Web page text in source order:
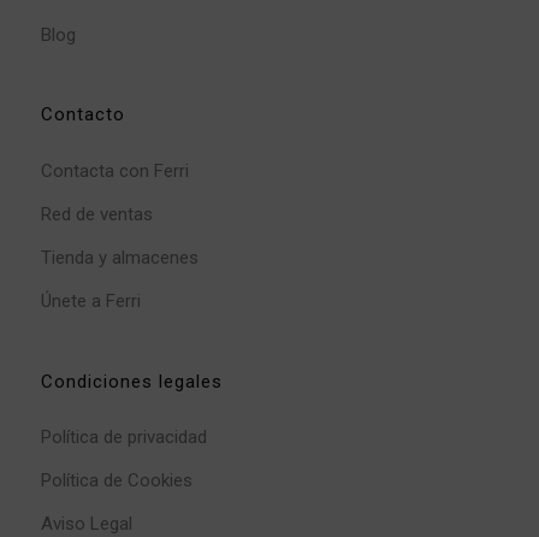
Blog
Contacto
Contacta con Ferri
Red de ventas
Tienda y almacenes
Únete a Ferri
Condiciones legales
Política de privacidad
Política de Cookies
Aviso Legal